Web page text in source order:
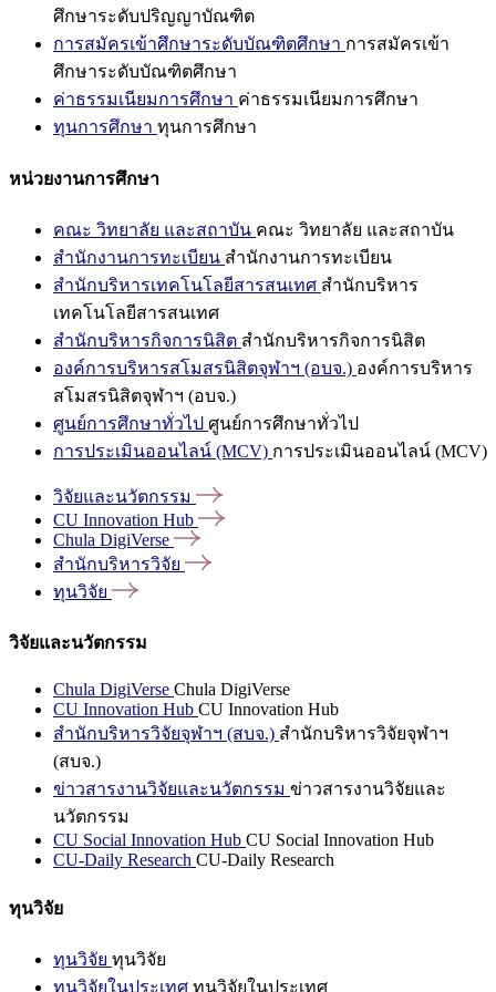
ศึกษาระดับปริญญาบัณฑิต
การสมัครเข้าศึกษาระดับบัณฑิตศึกษา การสมัครเข้า
ศึกษาระดับบัณฑิตศึกษา
ค่าธรรมเนียมการศึกษา ค่าธรรมเนียมการศึกษา
ทุนการศึกษา ทุนการศึกษา
หน่วยงานการศึกษา
คณะ วิทยาลัย และสถาบัน คณะ วิทยาลัย และสถาบัน
สำนักงานการทะเบียน สำนักงานการทะเบียน
สำนักบริหารเทคโนโลยีสารสนเทศ สำนักบริหาร
เทคโนโลยีสารสนเทศ
สำนักบริหารกิจการนิสิต สำนักบริหารกิจการนิสิต
องค์การบริหารสโมสรนิสิตจุฬาฯ (อบจ.) องค์การบริหาร
สโมสรนิสิตจุฬาฯ (อบจ.)
ศูนย์การศึกษาทั่วไป ศูนย์การศึกษาทั่วไป
การประเมินออนไลน์ (MCV) การประเมินออนไลน์ (MCV)
วิจัยและนวัตกรรม
CU Innovation Hub
Chula DigiVerse
สำนักบริหารวิจัย
ทุนวิจัย
วิจัยและนวัตกรรม
Chula DigiVerse Chula DigiVerse
CU Innovation Hub CU Innovation Hub
สำนักบริหารวิจัยจุฬาฯ (สบจ.) สำนักบริหารวิจัยจุฬาฯ
(สบจ.)
ข่าวสารงานวิจัยและนวัตกรรม ข่าวสารงานวิจัยและ
นวัตกรรม
CU Social Innovation Hub CU Social Innovation Hub
CU-Daily Research CU-Daily Research
ทุนวิจัย
ทุนวิจัย ทุนวิจัย
ทุนวิจัยในประเทศ ทุนวิจัยในประเทศ